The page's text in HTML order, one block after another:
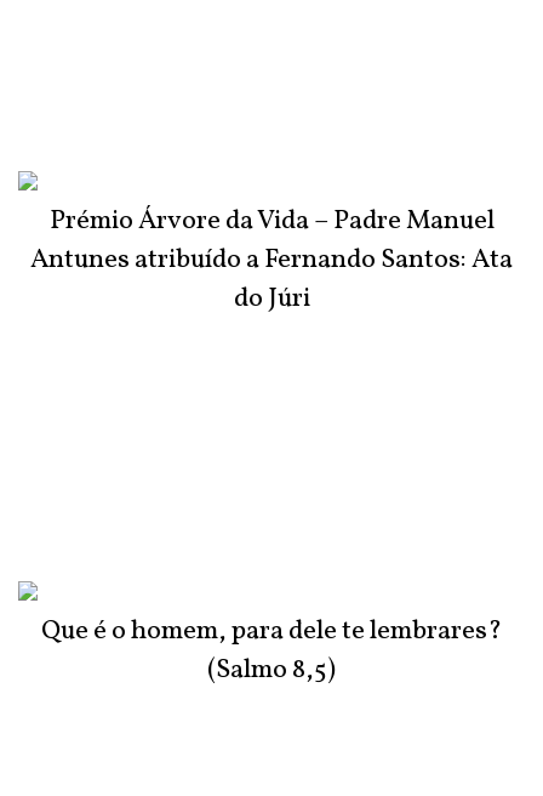
Prémio Árvore da Vida – Padre Manuel
Antunes atribuído a Fernando Santos: Ata
do Júri
Que é o homem, para dele te lembrares?
(Salmo 8,5)